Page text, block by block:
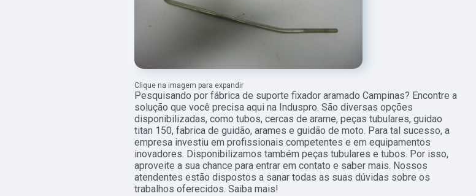
Clique na imagem para expandir
Pesquisando por fábrica de suporte fixador aramado Campinas? Encontre a
solução que você precisa aqui na Induspro. São diversas opções
disponibilizadas, como tubos, cercas de arame, peças tubulares, guidao
titan 150, fabrica de guidão, arames e guidão de moto. Para tal sucesso, a
empresa investiu em profissionais competentes e em equipamentos
inovadores. Disponibilizamos também peças tubulares e tubos. Por isso,
aproveite a sua chance para entrar em contato e saber mais. Nossos
atendentes estão dispostos a sanar todas as suas dúvidas sobre os
trabalhos oferecidos. Saiba mais!